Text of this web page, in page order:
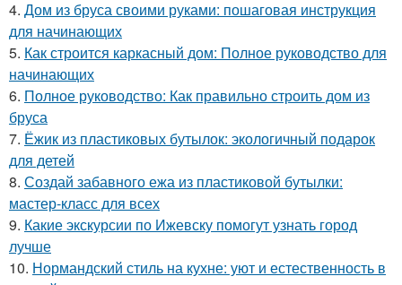
4. Дом из бруса своими руками: пошаговая инструкция
для начинающих
5. Как строится каркасный дом: Полное руководство для
начинающих
6. Полное руководство: Как правильно строить дом из
бруса
7. Ёжик из пластиковых бутылок: экологичный подарок
для детей
8. Создай забавного ежа из пластиковой бутылки:
мастер-класс для всех
9. Какие экскурсии по Ижевску помогут узнать город
лучше
10. Нормандский стиль на кухне: уют и естественность в